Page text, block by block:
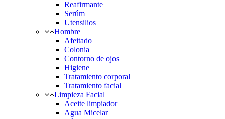
Reafirmante
Serúm
Utensilios
Hombre
Afeitado
Colonia
Contorno de ojos
Higiene
Tratamiento corporal
Tratamiento facial
Limpieza Facial
Aceite limpiador
Agua Micelar